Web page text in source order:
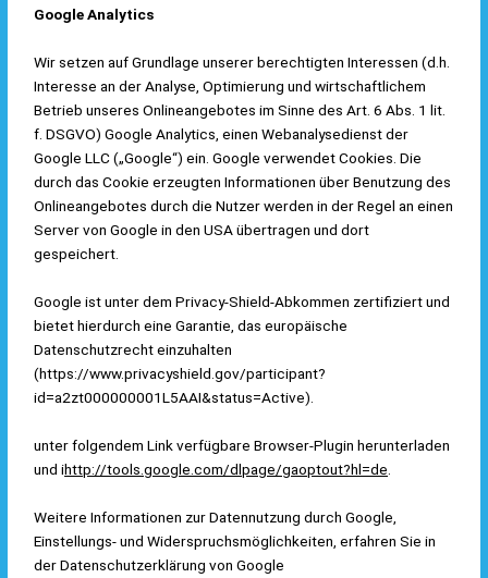
Google Analytics
Wir setzen auf Grundlage unserer berechtigten Interessen (d.h.
Interesse an der Analyse, Optimierung und wirtschaftlichem
Betrieb unseres Onlineangebotes im Sinne des Art. 6 Abs. 1 lit.
f. DSGVO) Google Analytics, einen Webanalysedienst der
Google LLC („Google“) ein. Google verwendet Cookies. Die
durch das Cookie erzeugten Informationen über Benutzung des
Onlineangebotes durch die Nutzer werden in der Regel an einen
Server von Google in den USA übertragen und dort
gespeichert.
Google ist unter dem Privacy-Shield-Abkommen zertifiziert und
bietet hierdurch eine Garantie, das europäische
Datenschutzrecht einzuhalten
(https://www.privacyshield.gov/participant?
id=a2zt000000001L5AAI&status=Active).
unter folgendem Link verfügbare Browser-Plugin herunterladen
und ihttp://tools.google.com/dlpage/gaoptout?hl=de
Weitere Informationen zur Datennutzung durch Google,
Einstellungs- und Widerspruchsmöglichkeiten, erfahren Sie in
der Datenschutzerklärung von Google